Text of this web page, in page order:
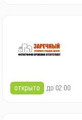
открыто до 02:00